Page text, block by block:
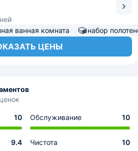
ванная комната набор
ЦЕНЫ
10 Обслуживание 10
9.4 Чистота 10